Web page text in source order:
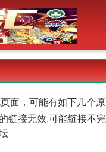
面，可能有如下几个
链接无效,可能链接不